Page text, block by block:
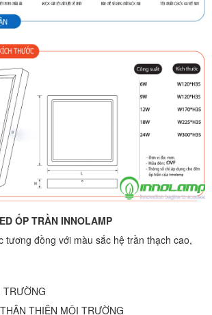
ỐP TRẦN INNOLAMP
tương đồng với màu sắc hệ trần thạch cao,
TRƯỜNG
THIỆN MÔI TRƯỜNG